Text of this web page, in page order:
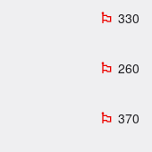
emoji_flags 330
emoji_flags 260
emoji_flags 370